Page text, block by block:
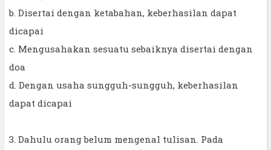
b. Disertai dengan ketabahan, keberhasilan dapat
dicapai
c. Mengusahakan sesuatu sebaiknya disertai dengan
doa
d. Dengan usaha sungguh-sungguh, keberhasilan
dapat dicapai
3. Dahulu orang belum mengenal tulisan. Pada